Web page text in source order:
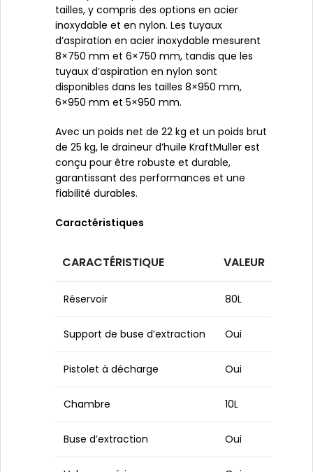
tailles, y compris des options en acier
inoxydable et en nylon. Les tuyaux
d’aspiration en acier inoxydable mesurent
8×750 mm et 6×750 mm, tandis que les
tuyaux d’aspiration en nylon sont
disponibles dans les tailles 8×950 mm,
6×950 mm et 5×950 mm.
Avec un poids net de 22 kg et un poids brut
de 25 kg, le draineur d’huile KraftMuller est
conçu pour être robuste et durable,
garantissant des performances et une
fiabilité durables.
Caractéristiques
CARACTÉRISTIQUE VALEUR
Réservoir 80L
Support de buse d’extraction Oui
Pistolet à décharge Oui
Chambre 10L
Buse d’extraction Oui